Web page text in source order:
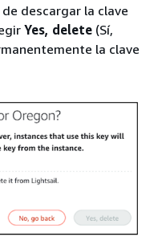
descargar la clave
Yes, delete (Sí,
la clave